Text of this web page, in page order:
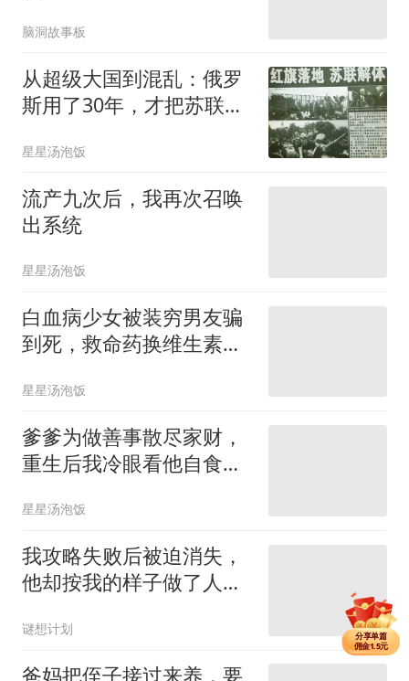
脑洞故事板
从超级大国到混乱：俄罗
斯用了30年，才把苏联解
星星汤泡饭
流产九次后，我再次召唤
出系统
星星汤泡饭
白血病少女被装穷男友骗
到死，救命药换维生素，
星星汤泡饭
爹爹为做善事散尽家财，
重生后我冷眼看他自食恶
星星汤泡饭
我攻略失败后被迫消失，
他却按我的样子做了人
谜想计划
爸妈把侄子接过来养，要
分享单篇
佣金1.5元